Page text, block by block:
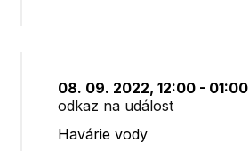
08. 09. 2022, 12:00 - 01:00
odkaz na událost
Havárie vody